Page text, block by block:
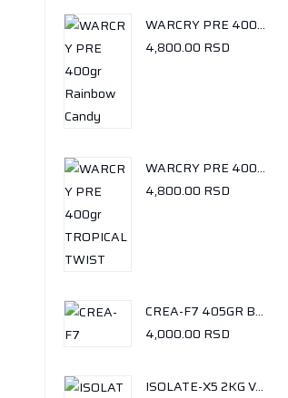
WARCRY PRE 400GR RAINBOW CANDY
4,800.00 RSD
WARCRY PRE 400GR TROPICAL TWIST
4,800.00 RSD
CREA-F7 405GR BALLINESE MANGO
4,000.00 RSD
ISOLATE-X5 2KG VANILA-ICE CREAM